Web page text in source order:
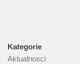
Kategorie
Aktualnosci